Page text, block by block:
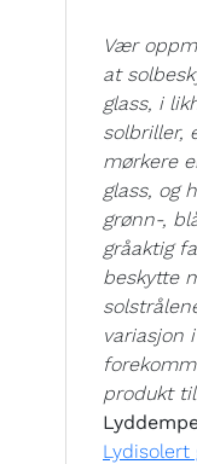
Vær
at
glass, i
solbriller,
mørkere
glass, og
grønn-,
gråaktig
beskytte
variasjon
produkt
Lydisolert